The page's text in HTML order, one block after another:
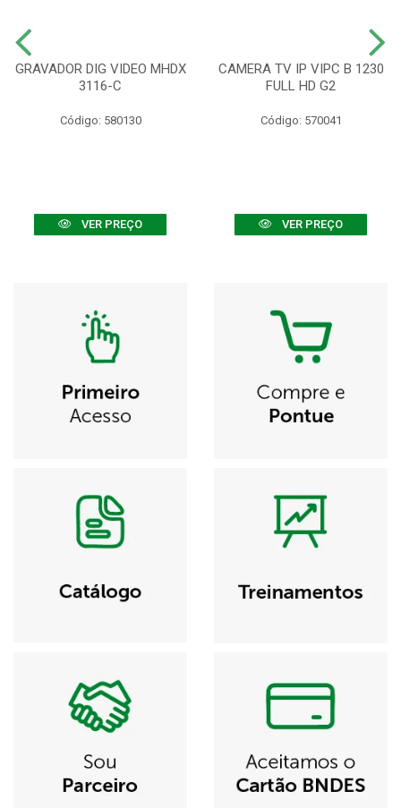
GRAVADOR DIG VIDEO MHDX
3116-C
Código: 580130
VER PREÇO
CAMERA TV IP VIPC B 1230
FULL HD G2
Código: 570041
VER PREÇO